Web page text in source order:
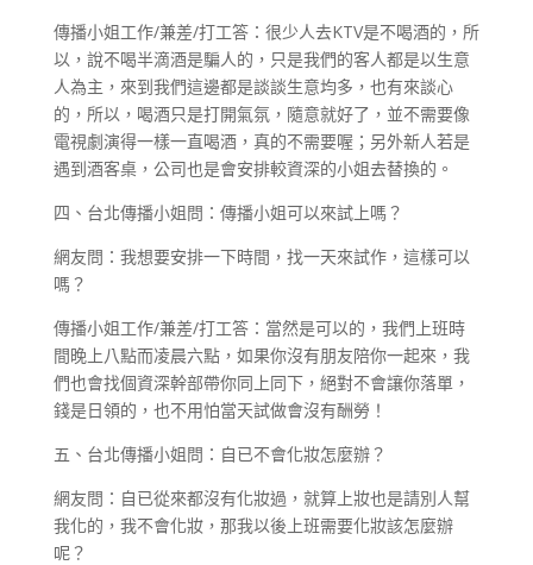
傳播小姐工作/兼差/打工答：很少人去KTV是不喝酒的，所
以，說不喝半滴酒是騙人的，只是我們的客人都是以生意
人為主，來到我們這邊都是談談生意均多，也有來談心
的，所以，喝酒只是打開氣氛，隨意就好了，並不需要像
電視劇演得一樣一直喝酒，真的不需要喔；另外新人若是
遇到酒客桌，公司也是會安排較資深的小姐去替換的。
四、台北傳播小姐問：傳播小姐可以來試上嗎？
網友問：我想要安排一下時間，找一天來試作，這樣可以
嗎？
傳播小姐工作/兼差/打工答：當然是可以的，我們上班時
間晚上八點而凌晨六點，如果你沒有朋友陪你一起來，我
們也會找個資深幹部帶你同上同下，絕對不會讓你落單，
錢是日領的，也不用怕當天試做會沒有酬勞！
五、台北傳播小姐問：自已不會化妝怎麼辦？
網友問：自已從來都沒有化妝過，就算上妝也是請別人幫
我化的，我不會化妝，那我以後上班需要化妝該怎麼辦
呢？